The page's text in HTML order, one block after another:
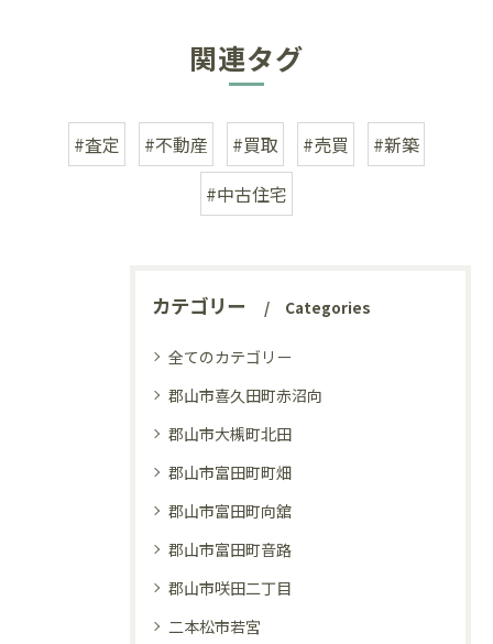
関連タグ
#査定 #不動産 #買取 #売買
#新築
#中古住宅
カテゴリー Categories
全てのカテゴリー
郡山市喜久田町赤沼向
郡山市大槻町北田
郡山市富田町町畑
郡山市富田町向舘
郡山市富田町音路
郡山市咲田二丁目
二本松市若宮